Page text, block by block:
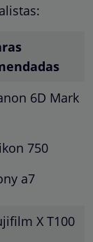
6D Mark
750
a7
X T100